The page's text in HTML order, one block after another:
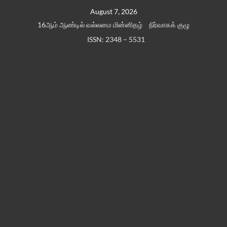
August 7, 2026
16ஆம் ஆண்டில் வல்லமை மின்னிதழ்
நிர்வாகக் குழு
ISSN: 2348 – 5531